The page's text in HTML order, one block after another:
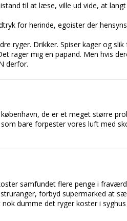
til at læse, ville ud vide, at
for herinde, egoister der
ryger. Drikker. Spiser kager og
rager mig en papand. Men hvis
derfor.
de er et meget større
bare forpester vores luft med
samfundet flere penge i
forbyd supermarked at
dumme det ryger koster i